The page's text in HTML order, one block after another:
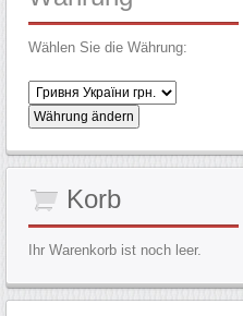
Wählen Sie die Währung:
Korb
Ihr Warenkorb ist noch leer.